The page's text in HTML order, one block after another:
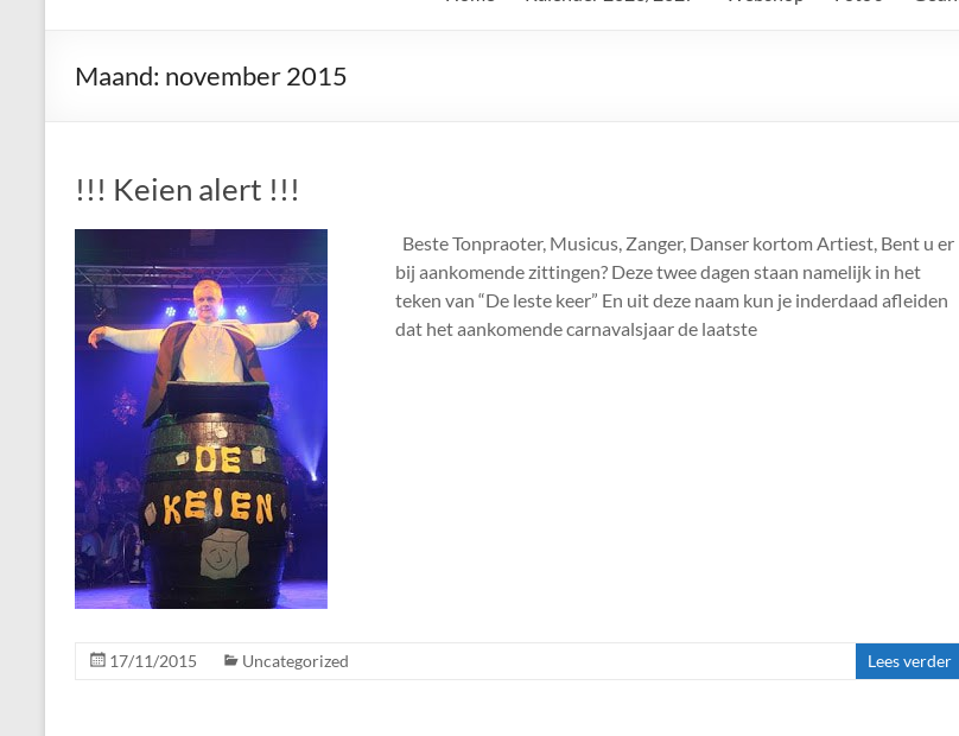
Keien
Carnavalsvereniging
De
Keien
Maand: november 2015
!!! Keien alert !!!
Beste Tonpraoter, Musicus, Zanger, Danser kortom Artiest, Bent u er
bij aankomende zittingen? Deze twee dagen staan namelijk in het
teken van “De leste keer” En uit deze naam kun je inderdaad afleiden
dat het aankomende carnavalsjaar de laatste
17/11/2015 Uncategorized Lees verder